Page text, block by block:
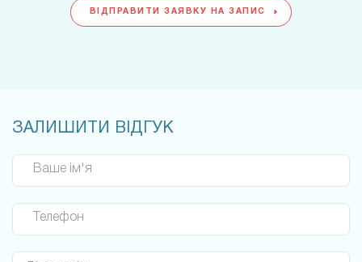
ВІДПРАВИТИ ЗАЯВКУ НА ЗАПИС
ЗАЛИШИТИ ВІДГУК
Ваше ім'я
Телефон